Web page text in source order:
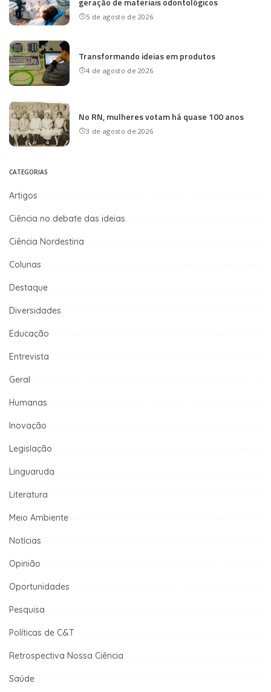
5 de agosto de 2026
Transformando ideias em produtos
4 de agosto de 2026
No RN, mulheres votam há quase 100 anos
3 de agosto de 2026
CATEGORIAS
Artigos
Ciência no debate das ideias
Ciência Nordestina
Colunas
Destaque
Diversidades
Educação
Entrevista
Geral
Humanas
Inovação
Legislação
Linguaruda
Literatura
Meio Ambiente
Notícias
Opinião
Oportunidades
Pesquisa
Políticas de C&T
Retrospectiva Nossa Ciência
Saúde